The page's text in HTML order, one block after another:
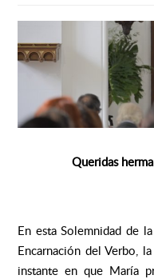
Queridas
En esta Solemnidad de
Encarnación del Verbo,
instante en que María